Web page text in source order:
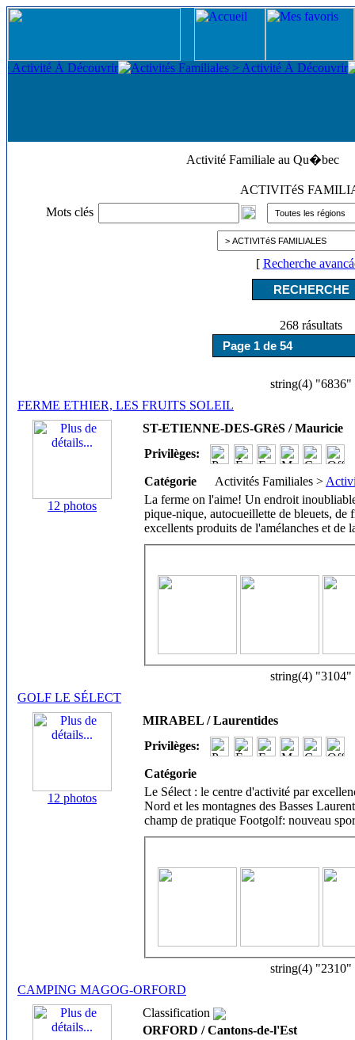
Activité Familiale au Qu�bec
ACTIVITéS
Mots clés
[ Recherche
268 rásultats
string(4) "6836"
FERME ETHIER, LES FRUITS SOLEIL
12 photos
ST-ETIENNE-DES-GRèS / Mauricie
Privilèges:
Catégorie Activités Familiales >
La ferme on l'aime! Un endroit
pique-nique, autocueillette de bleuets, de
excellents produits de l'amélanches et de
string(4) "3104"
GOLF LE SÉLECT
12 photos
MIRABEL / Laurentides
Privilèges:
Catégorie
Le Sélect : le centre d'activité par
Nord et les montagnes des Basses
champ de pratique Footgolf: nouveau
string(4) "2310"
CAMPING MAGOG-ORFORD
Classification
ORFORD / Cantons-de-l'Est